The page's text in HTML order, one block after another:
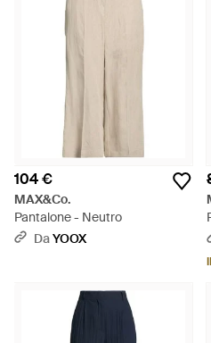
104 €
MAX&Co.
Pantalone - Neutro
DaYOOX